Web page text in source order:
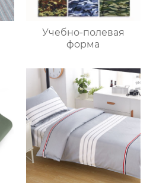
Учебно-полевая
форма